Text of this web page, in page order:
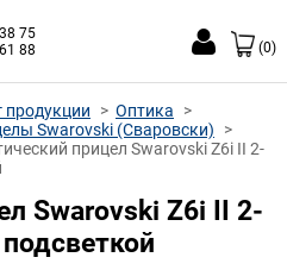
75
88
(0)
продукции
Оптика
Swarovski (Сваровски)
прицел Swarovski Z6i II 2-
Swarovski Z6i II 2-